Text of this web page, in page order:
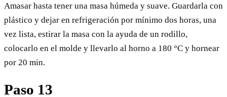
Amasar hasta tener una masa húmeda y suave. Guardarla con
plástico y dejar en refrigeración por mínimo dos horas, una
vez lista, estirar la masa con la ayuda de un rodillo,
colocarlo en el molde y llevarlo al horno a 180 °C y hornear
por 20 min.
Paso 13